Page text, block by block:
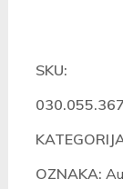
količina
SKU:
OZNAKA: